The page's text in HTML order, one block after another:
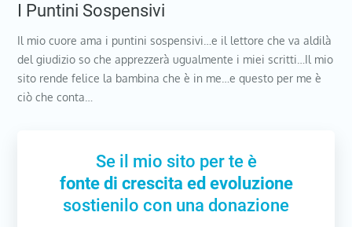
I Puntini Sospensivi
Il mio cuore ama i puntini sospensivi…e il lettore che va aldilà
del giudizio so che apprezzerà ugualmente i miei scritti…Il mio
sito rende felice la bambina che è in me…e questo per me è
ciò che conta…
Se il mio sito per te è
fonte di crescita ed evoluzione
sostienilo con una donazione